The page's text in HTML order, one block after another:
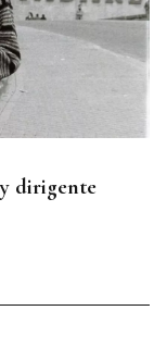
dirigente